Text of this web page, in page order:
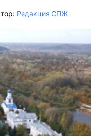
Редакция СПЖ